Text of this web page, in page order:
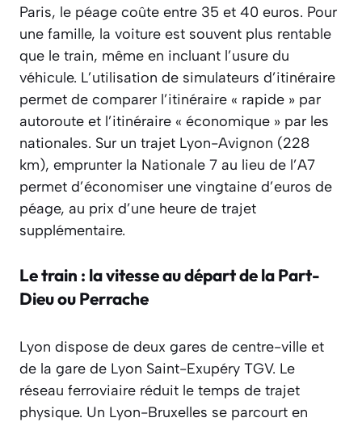
Paris, le péage coûte entre 35 et 40 euros. Pour
une famille, la voiture est souvent plus rentable
que le train, même en incluant l’usure du
véhicule. L’utilisation de simulateurs d’itinéraire
permet de comparer l’itinéraire « rapide » par
autoroute et l’itinéraire « économique » par les
nationales. Sur un trajet Lyon-Avignon (228
km), emprunter la Nationale 7 au lieu de l’A7
permet d’économiser une vingtaine d’euros de
péage, au prix d’une heure de trajet
supplémentaire.
Le train : la vitesse au départ de la Part-
Dieu ou Perrache
Lyon dispose de deux gares de centre-ville et
de la gare de Lyon Saint-Exupéry TGV. Le
réseau ferroviaire réduit le temps de trajet
physique. Un Lyon-Bruxelles se parcourt en